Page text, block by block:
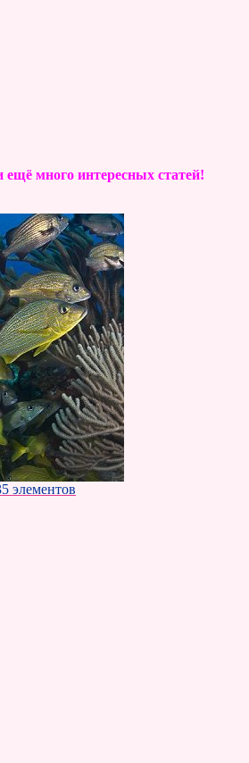
много интересных статей!
элементов